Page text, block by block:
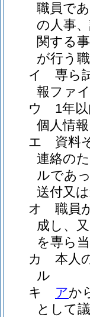
職員で
の人事
関する
が行う
イ
専ら
報ファ
ウ
1年
個人情
エ
資料
連絡の
ルであ
送付又
オ
職員
成し、
を専ら
カ
本人
ル
キ
アか
として